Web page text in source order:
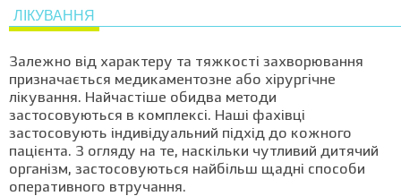
ЛІКУВАННЯ
Залежно від характеру та тяжкості захворювання
призначається медикаментозне або хірургічне
лікування. Найчастіше обидва методи
застосовуються в комплексі. Наші фахівці
застосовують індивідуальний підхід до кожного
пацієнта. З огляду на те, наскільки чутливий дитячий
організм, застосовуються найбільш щадні способи
оперативного втручання.